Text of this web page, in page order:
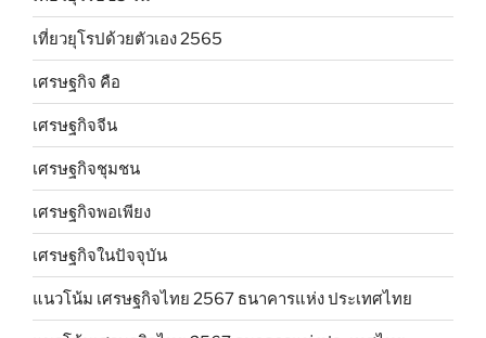
เที่ยวยุโรปด้วยตัวเอง 2565
เศรษฐกิจ คือ
เศรษฐกิจจีน
เศรษฐกิจชุมชน
เศรษฐกิจพอเพียง
เศรษฐกิจในปัจจุบัน
แนวโน้ม เศรษฐกิจไทย 2567 ธนาคารแห่ง ประเทศไทย